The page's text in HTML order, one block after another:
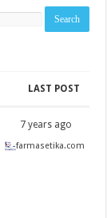
LAST POST
7 years ago
farmasetika.com